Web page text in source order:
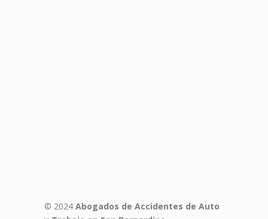
© 2024 Abogados de Accidentes de Auto